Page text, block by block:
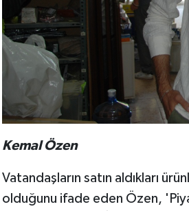
Kemal Özen
Vatandaşların satın aldıkları
olduğunu ifade eden Özen,